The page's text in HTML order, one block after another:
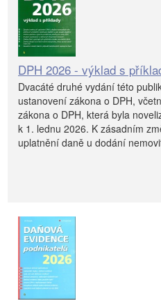
DPH 2026 - výklad s
Dvacáté druhé vydání této
ustanovení zákona o DPH,
zákona o DPH, která byla
k 1. lednu 2026. K zásadním
uplatnění daně u dodání